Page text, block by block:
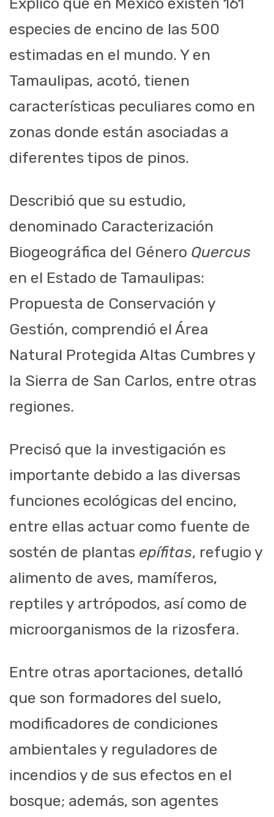
Explicó que en México existen 161
especies de encino de las 500
estimadas en el mundo. Y en
Tamaulipas, acotó, tienen
características peculiares como en
zonas donde están asociadas a
diferentes tipos de pinos.
Describió que su estudio,
denominado Caracterización
Biogeográfica del Género Quercus
en el Estado de Tamaulipas:
Propuesta de Conservación y
Gestión, comprendió el Área
Natural Protegida Altas Cumbres y
la Sierra de San Carlos, entre otras
regiones.
Precisó que la investigación es
importante debido a las diversas
funciones ecológicas del encino,
entre ellas actuar como fuente de
sostén de plantas epífitas, refugio y
alimento de aves, mamíferos,
reptiles y artrópodos, así como de
microorganismos de la rizosfera.
Entre otras aportaciones, detalló
que son formadores del suelo,
modificadores de condiciones
ambientales y reguladores de
incendios y de sus efectos en el
bosque; además, son agentes